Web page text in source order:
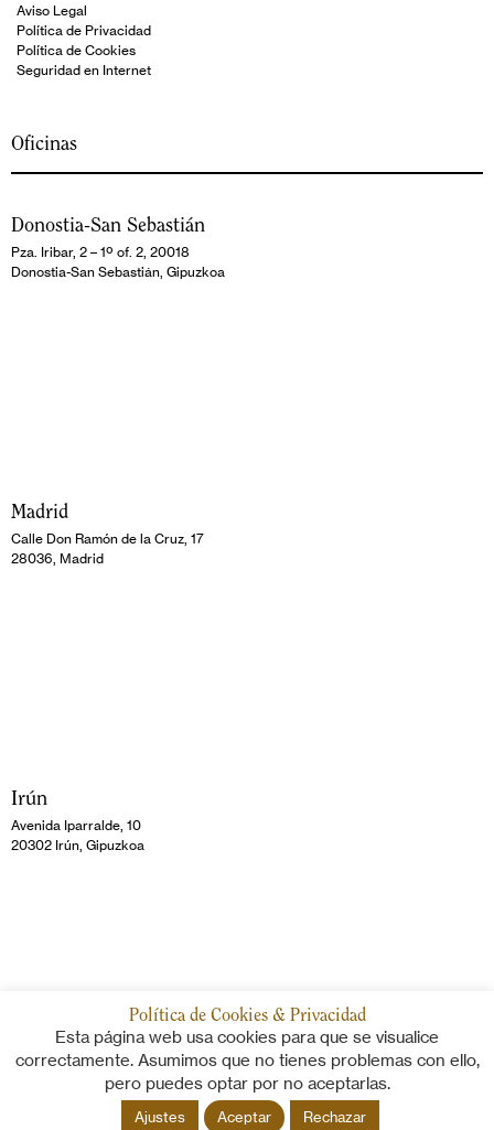
Aviso Legal
Política de Privacidad
Política de Cookies
Seguridad en Internet
Oficinas
Donostia-San Sebastián
Pza. Iribar, 2 – 1º of. 2, 20018
Donostia-San Sebastián, Gipuzkoa
Madrid
Calle Don Ramón de la Cruz, 17
28036, Madrid
Irún
Avenida Iparralde, 10
20302 Irún, Gipuzkoa
© 2026 Gayca Asesores Auditores
Política de Cookies & Privacidad
Esta página web usa cookies para que se visualice
correctamente. Asumimos que no tienes problemas con ello,
pero puedes optar por no aceptarlas.
Ajustes Aceptar Rechazar